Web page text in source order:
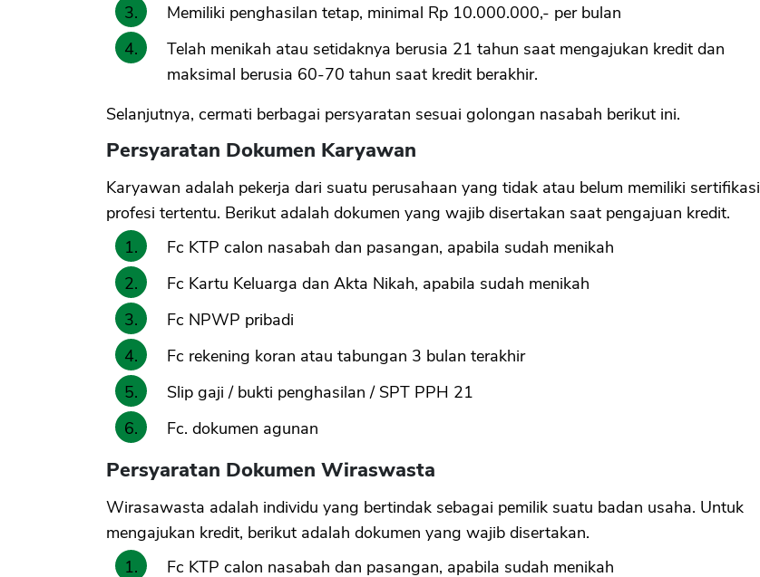
Memiliki penghasilan tetap, minimal Rp 10.000.000,- per bulan
Telah menikah atau setidaknya berusia 21 tahun saat mengajukan kredit dan
maksimal berusia 60-70 tahun saat kredit berakhir.
Selanjutnya, cermati berbagai persyaratan sesuai golongan nasabah berikut ini.
Persyaratan Dokumen Karyawan
Karyawan adalah pekerja dari suatu perusahaan yang tidak atau belum memiliki sertifikasi
profesi tertentu. Berikut adalah dokumen yang wajib disertakan saat pengajuan kredit.
Fc KTP calon nasabah dan pasangan, apabila sudah menikah
Fc Kartu Keluarga dan Akta Nikah, apabila sudah menikah
Fc NPWP pribadi
Fc rekening koran atau tabungan 3 bulan terakhir
Slip gaji / bukti penghasilan / SPT PPH 21
Fc. dokumen agunan
Persyaratan Dokumen Wiraswasta
Wirasawasta adalah individu yang bertindak sebagai pemilik suatu badan usaha. Untuk
mengajukan kredit, berikut adalah dokumen yang wajib disertakan.
Fc KTP calon nasabah dan pasangan, apabila sudah menikah